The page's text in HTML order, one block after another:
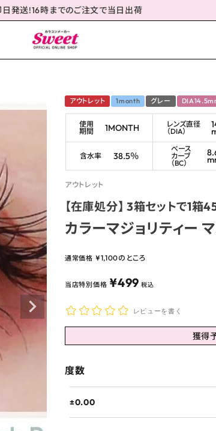
発送!16時までのご注文で当日出荷
アウトレット 1month グレー
使用
期間
1MONTH
レンズ直径
（DIA）
含水率 38.5％
ベース
カーブ
（BC）
アウトレット
【在庫処分】 3箱セットで1
カラーマジョリティー
通常価格 ¥1,100のところ
当店特別価格 ¥499 税込
レビューを書く
獲得
度数
±0.00